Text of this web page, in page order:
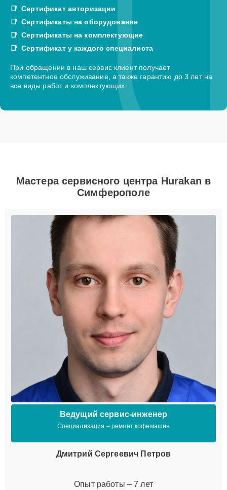
Сертификат авторизации
Сертификаты на оборудование
Сертификаты на комплектующие
Сертификат у каждого специалиста
При обращении в наш сервис клиент получает
компетентное обслуживание, а также гарантию до 3 лет на
все виды работ и комплектующих.
Мастера сервисного центра Hurakan в
Симферополе
Ведущий сервис-инженер
Специализация – ремонт кофемашин
Дмитрий Сергеевич Петров
Опыт работы – 7 лет